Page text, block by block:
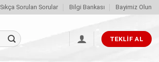
Sıkça Sorulan Sorular Bilgi Bankası Bayimiz Olun
TEKLIF AL